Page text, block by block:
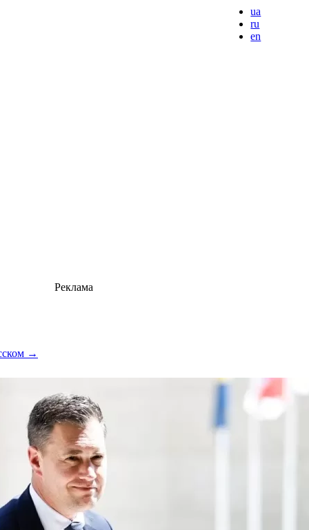
ua
ru
en
→
Реклама